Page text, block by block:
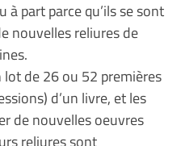
à part parce qu’ils se sont
nouvelles reliures de
de 26 ou 52 premières
d’un livre, et les
de nouvelles oeuvres
reliures sont